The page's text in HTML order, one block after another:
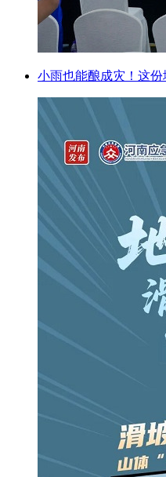
小雨也能酿成灾！这